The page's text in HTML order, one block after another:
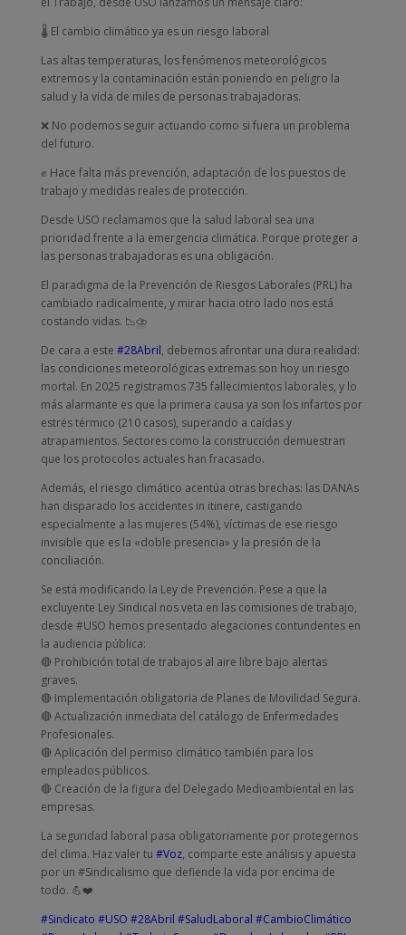
🌡️ El cambio climático ya es un riesgo laboral
Las altas temperaturas, los fenómenos meteorológicos
extremos y la contaminación están poniendo en peligro la
salud y la vida de miles de personas trabajadoras.
❌ No podemos seguir actuando como si fuera un problema
del futuro.
✊ Hace falta más prevención, adaptación de los puestos de
trabajo y medidas reales de protección.
Desde USO reclamamos que la salud laboral sea una
prioridad frente a la emergencia climática. Porque proteger a
las personas trabajadoras es una obligación.
El paradigma de la Prevención de Riesgos Laborales (PRL) ha
cambiado radicalmente, y mirar hacia otro lado nos está
costando vidas. 📉⛈️
De cara a este #28Abril, debemos afrontar una dura realidad:
las condiciones meteorológicas extremas son hoy un riesgo
mortal. En 2025 registramos 735 fallecimientos laborales, y lo
más alarmante es que la primera causa ya son los infartos por
estrés térmico (210 casos), superando a caídas y
atrapamientos. Sectores como la construcción demuestran
que los protocolos actuales han fracasado.
Además, el riesgo climático acentúa otras brechas: las DANAs
han disparado los accidentes in itinere, castigando
especialmente a las mujeres (54%), víctimas de ese riesgo
invisible que es la «doble presencia» y la presión de la
conciliación.
Se está modificando la Ley de Prevención. Pese a que la
excluyente Ley Sindical nos veta en las comisiones de trabajo,
desde #USO hemos presentado alegaciones contundentes en
la audiencia pública:
🔴 Prohibición total de trabajos al aire libre bajo alertas
graves.
🔴 Implementación obligatoria de Planes de Movilidad Segura.
🔴 Actualización inmediata del catálogo de Enfermedades
Profesionales.
🔴 Aplicación del permiso climático también para los
empleados públicos.
🔴 Creación de la figura del Delegado Medioambiental en las
empresas.
La seguridad laboral pasa obligatoriamente por protegernos
del clima. Haz valer tu #Voz, comparte este análisis y apuesta
por un #Sindicalismo que defiende la vida por encima de
todo. 💪❤️
#Sindicato #USO #28Abril #SaludLaboral #CambioClimático